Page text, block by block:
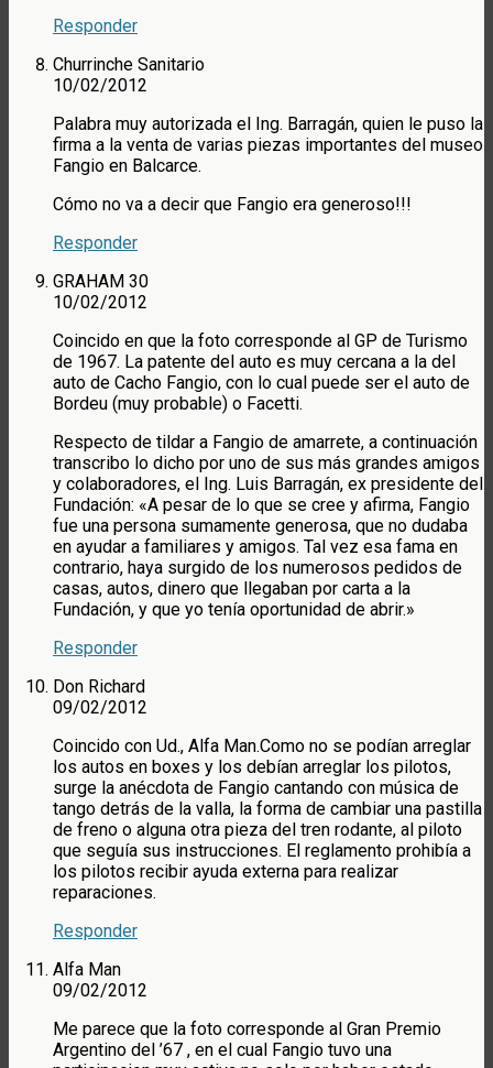
Responder
Churrinche Sanitario
10/02/2012
Palabra muy autorizada el Ing. Barragán, quien le puso la
firma a la venta de varias piezas importantes del museo
Fangio en Balcarce.
Cómo no va a decir que Fangio era generoso!!!
Responder
GRAHAM 30
10/02/2012
Coincido en que la foto corresponde al GP de Turismo
de 1967. La patente del auto es muy cercana a la del
auto de Cacho Fangio, con lo cual puede ser el auto de
Bordeu (muy probable) o Facetti.
Respecto de tildar a Fangio de amarrete, a continuación
transcribo lo dicho por uno de sus más grandes amigos
y colaboradores, el Ing. Luis Barragán, ex presidente del
Fundación: «A pesar de lo que se cree y afirma, Fangio
fue una persona sumamente generosa, que no dudaba
en ayudar a familiares y amigos. Tal vez esa fama en
contrario, haya surgido de los numerosos pedidos de
casas, autos, dinero que llegaban por carta a la
Fundación, y que yo tenía oportunidad de abrir.»
Responder
Don Richard
09/02/2012
Coincido con Ud., Alfa Man.Como no se podían arreglar
los autos en boxes y los debían arreglar los pilotos,
surge la anécdota de Fangio cantando con música de
tango detrás de la valla, la forma de cambiar una pastilla
de freno o alguna otra pieza del tren rodante, al piloto
que seguía sus instrucciones. El reglamento prohibía a
los pilotos recibir ayuda externa para realizar
reparaciones.
Responder
Alfa Man
09/02/2012
Me parece que la foto corresponde al Gran Premio
Argentino del ’67 , en el cual Fangio tuvo una